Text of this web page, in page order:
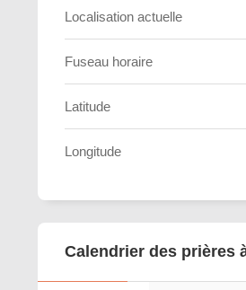
Localisation actuelle
Fuseau horaire
Latitude
Longitude
Calendrier des prières